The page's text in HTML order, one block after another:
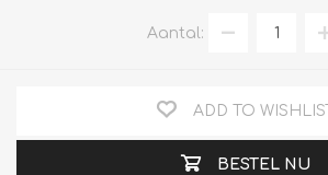
Aantal:
ADD TO WISHLIST
BESTEL NU